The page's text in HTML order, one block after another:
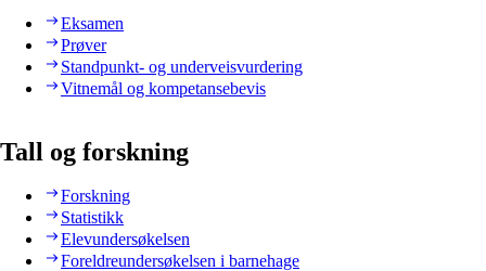
Eksamen
Prøver
Standpunkt- og underveisvurdering
Vitnemål og kompetansebevis
Tall og forskning
Forskning
Statistikk
Elevundersøkelsen
Foreldreundersøkelsen i barnehage